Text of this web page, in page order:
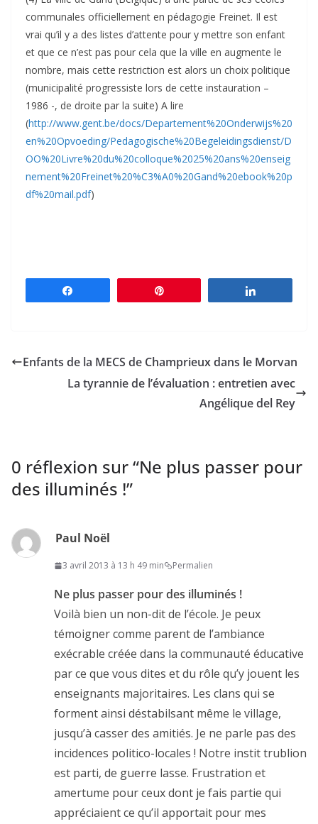
communales officiellement en pédagogie Freinet. Il est
vrai qu’il y a des listes d’attente pour y mettre son enfant
et que ce n’est pas pour cela que la ville en augmente le
nombre, mais cette restriction est alors un choix politique
(municipalité progressiste lors de cette instauration –
1986 -, de droite par la suite) A lire
(http://www.gent.be/docs/Departement%20Onderwijs%20
en%20Opvoeding/Pedagogische%20Begeleidingsdienst/D
OO%20Livre%20du%20colloque%2025%20ans%20enseig
nement%20Freinet%20%C3%A0%20Gand%20ebook%20p
df%20mail.pdf)
Enfants de la MECS de Champrieux dans le Morvan
La tyrannie de l’évaluation : entretien avec
Angélique del Rey
0 réflexion sur “Ne plus passer pour
des illuminés !”
Paul Noël
3 avril 2013 à 13 h 49 min Permalien
Ne plus passer pour des illuminés !
Voilà bien un non-dit de l’école. Je peux
témoigner comme parent de l’ambiance
exécrable créée dans la communauté éducative
par ce que vous dites et du rôle qu’y jouent les
enseignants majoritaires. Les clans qui se
forment ainsi déstabilsant même le village,
jusqu’à casser des amitiés. Je ne parle pas des
incidences politico-locales ! Notre instit trublion
est parti, de guerre lasse. Frustration et
amertume pour ceux dont je fais partie qui
appréciaient ce qu’il apportait pour mes